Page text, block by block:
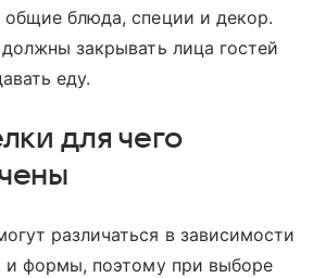
блюда, специи и декор.
закрывать лица гостей
еду.
для чего
различаться в зависимости
и формы, поэтому при выборе